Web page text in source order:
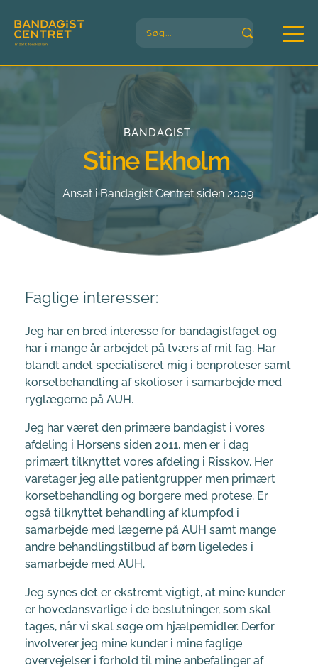
Søg...
BANDAGIST
Stine Ekholm
Ansat i Bandagist Centret siden 2009
Faglige interesser:
Jeg har en bred interesse for bandagistfaget og
har i mange år arbejdet på tværs af mit fag. Har
blandt andet specialiseret mig i benproteser samt
korsetbehandling af skolioser i samarbejde med
ryglægerne på AUH.
Jeg har været den primære bandagist i vores
afdeling i Horsens siden 2011, men er i dag
primært tilknyttet vores afdeling i Risskov. Her
varetager jeg alle patientgrupper men primært
korsetbehandling og borgere med protese. Er
også tilknyttet behandling af klumpfod i
samarbejde med lægerne på AUH samt mange
andre behandlingstilbud af børn ligeledes i
samarbejde med AUH.
Jeg synes det er ekstremt vigtigt, at mine kunder
er hovedansvarlige i de beslutninger, som skal
tages, når vi skal søge om hjælpemidler. Derfor
involverer jeg mine kunder i mine faglige
overvejelser i forhold til mine anbefalinger af